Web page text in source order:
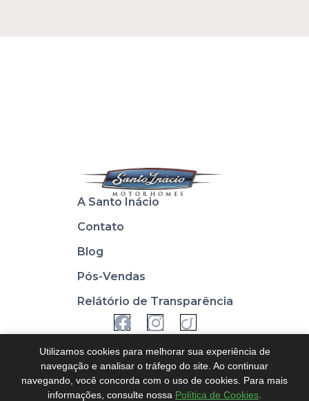
Utilizamos cookies para melhorar sua experiência de
navegação e analisar o tráfego do site. Ao continuar
navegando, você concorda com o uso de cookies. Para mais
informações, consulte nossa Política de Cookies
A Santo Inácio
Contato
Blog
Pós-Vendas
Relátório de Transparência
Privacidade Cookies